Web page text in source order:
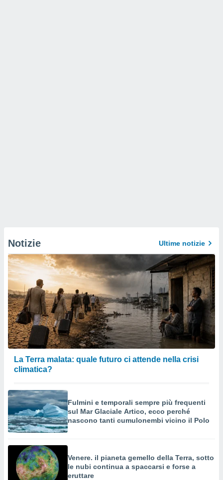
Notizie Ultime notizie
La Terra malata: quale futuro ci attende nella crisi
climatica?
Fulmini e temporali sempre più frequenti
sul Mar Glaciale Artico, ecco perché
nascono tanti cumulonembi vicino il Polo
Venere. il pianeta gemello della Terra, sotto
le nubi continua a spaccarsi e forse a
eruttare